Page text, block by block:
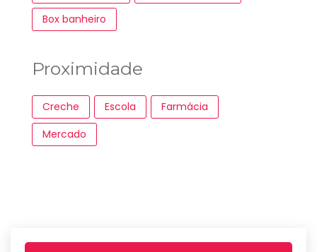
Box banheiro
Proximidade
Creche Escola
Farmácia
Mercado